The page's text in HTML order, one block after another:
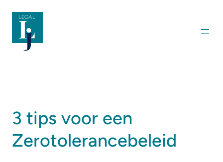
inhoud
3 tips voor een
Zerotolerancebeleid